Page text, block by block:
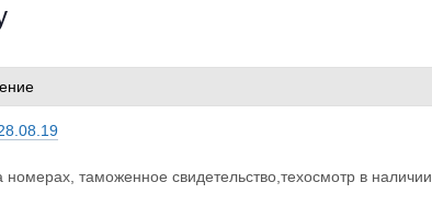
номерах, таможенное свидетельство,техосмотр в наличии.